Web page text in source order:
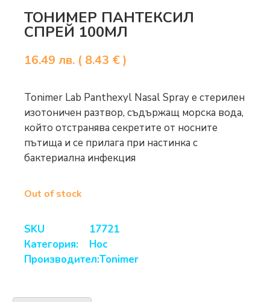
ТОНИМЕР ПАНТЕКСИЛ
СПРЕЙ 100МЛ
16.49 лв. ( 8.43 € )
Tonimer Lab Panthexyl Nasal Spray e стерилен
изотоничен разтвор, съдържащ морска вода,
който отстранява секретите от носните
пътища и се прилага при настинка с
бактериална инфекция
Out of stock
SKU
17721
Категория:
Нос
Производител:Tonimer